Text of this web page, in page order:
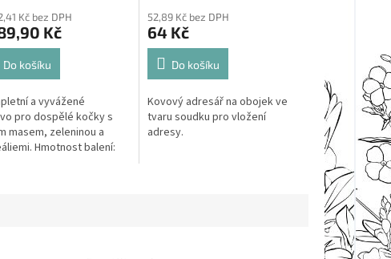
Kč bez DPH
Kč
Do košíku
a vyvážené
pro dospělé kočky s
masem, zeleninou a
Hmotnost balení:
52,89 Kč bez DPH
64 Kč
Do košíku
Kovový adresář na obojek ve
tvaru soudku pro vložení
adresy.